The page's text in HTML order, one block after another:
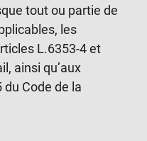
tout ou partie de
les
L.6353-4 et
ainsi qu’aux
Code de la